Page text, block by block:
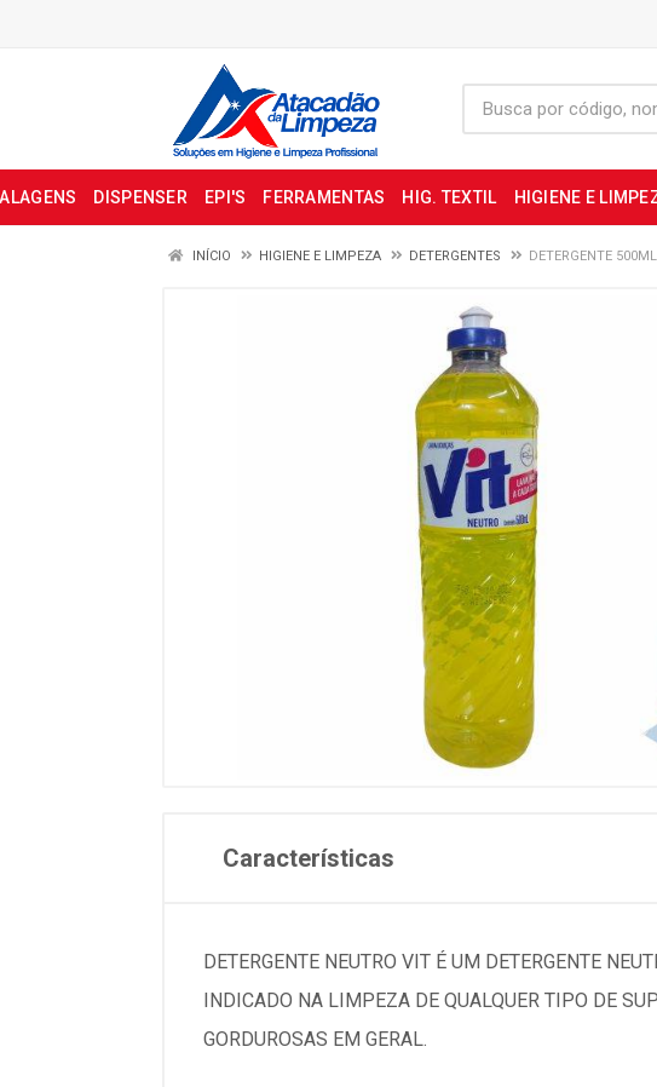
DISPENSER EPI'S FERRAMENTAS HIG. TEXTIL HIGIENE E
INÍCIO HIGIENE E LIMPEZA DETERGENTES DETERGENTE
Características
DETERGENTE NEUTRO VIT É UM DETERGENTE
INDICADO NA LIMPEZA DE QUALQUER TIPO DE
GORDUROSAS EM GERAL.